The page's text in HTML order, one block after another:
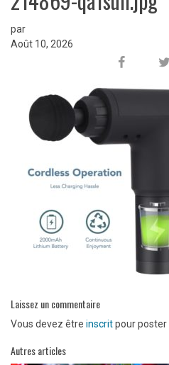
par
Août 10, 2026
Laissez un commentaire
Vous devez être inscritpour
Autres articles